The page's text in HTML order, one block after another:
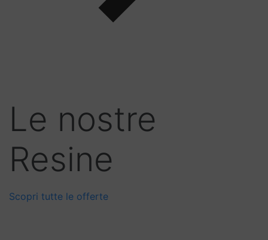
Le nostre
Resine
Scopri tutte le offerte